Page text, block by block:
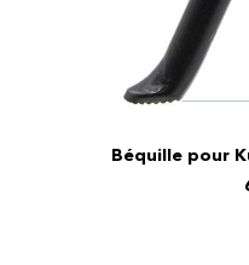
Béquille pour